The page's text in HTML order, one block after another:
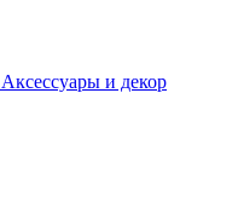
Аксессуары и декор